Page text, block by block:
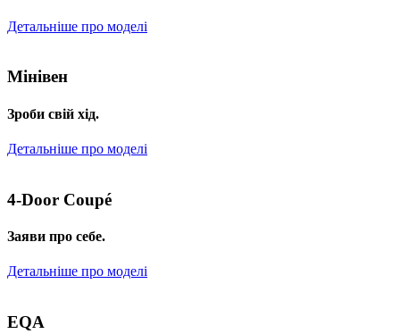
Детальніше про моделі
Мінівен
Зроби свій хід.
Детальніше про моделі
4-Door Coupé
Заяви про себе.
Детальніше про моделі
EQA